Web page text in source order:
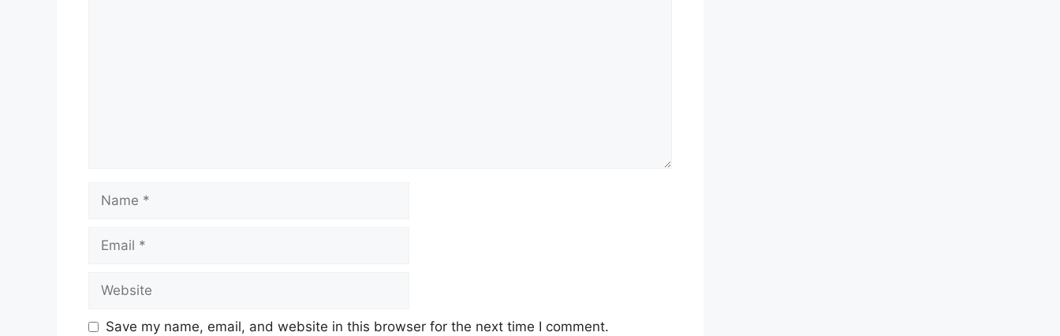
Save my name, email, and website in this browser for the next time I comment.